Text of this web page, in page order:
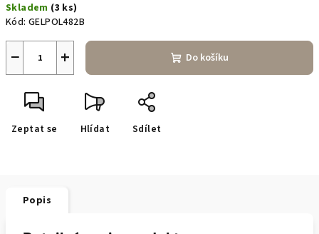
cena:
Skladem (3 ks)
Kód: GELPOL482B
+
− Do košíku
Zeptat se Hlídat Sdílet
Popis